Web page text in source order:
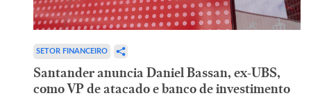
SETOR FINANCEIRO
Santander anuncia Daniel Bassan, ex-UBS,
como VP de atacado e banco de investimento